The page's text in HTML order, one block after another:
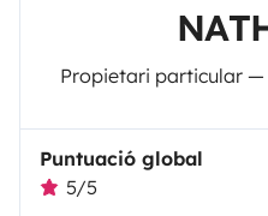
Propietari particular —
Puntuació global
5/5